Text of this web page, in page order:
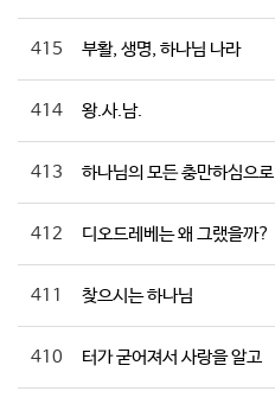
415 부활, 생명, 하나님 나라
414 왕.사.남.
413 하나님의 모든 충만하심으로
412 디오드레베는 왜 그랬을까?
411 찾으시는 하나님
410 터가 굳어져서 사랑을 알고